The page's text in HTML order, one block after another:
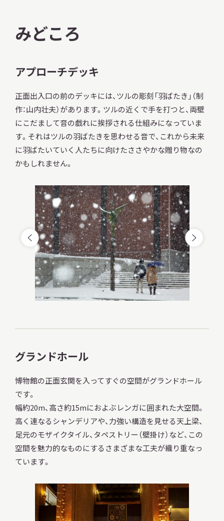
みどころ
アプローチデッキ
正面出入口の前のデッキには、ツルの彫刻「羽ばたき」（制
作：山内壮夫）があります。ツルの近くで手を打つと、両壁
にこだまして音の戯れに挨拶される仕組みになっていま
す。それはツルの羽ばたきを思わせる音で、これから未来
に羽ばたいていく人たちに向けたささやかな贈り物なの
かもしれません。
グランドホール
博物館の正面玄関を入ってすぐの空間がグランドホール
です。
幅約20m、高さ約15mにおよぶレンガに囲まれた大空間。
高く連なるシャンデリアや、力強い構造を見せる天上梁、
足元のモザイクタイル、タペストリー（壁掛け）など、この
空間を魅力的なものにするさまざまな工夫が織り重なっ
ています。